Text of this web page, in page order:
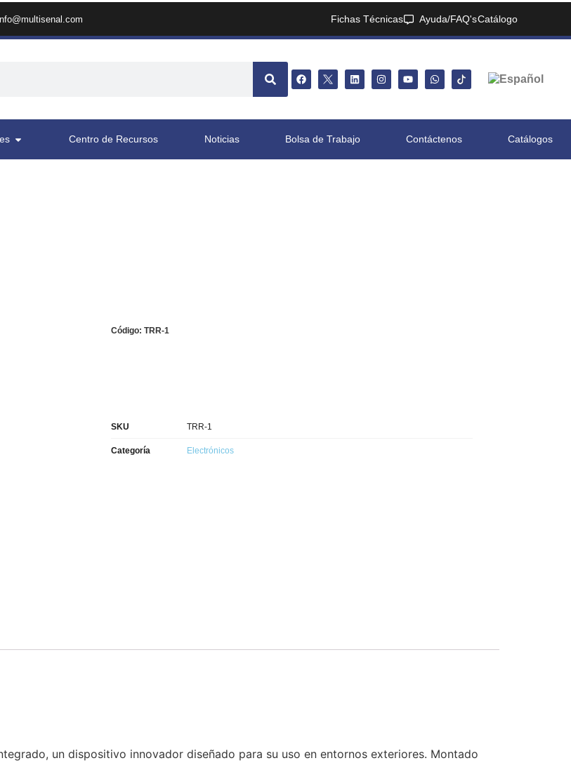
Fichas Técnicas Ayuda/FAQ'sCatálogo
Centro de Recursos Noticias Bolsa de Trabajo Contáctenos Catálogos
Código: TRR-1
SKU TRR-1
Categoría Electrónicos
un dispositivo innovador diseñado para su uso en entornos exteriores. Montado